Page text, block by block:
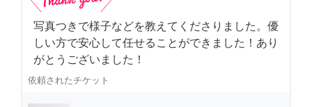
写真つきで様子などを教えてくださりました。優
しい方で安心して任せることができました！あり
がとうございました！
依頼されたチケット